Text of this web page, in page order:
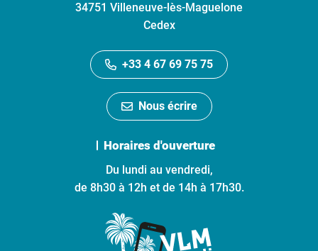
34751 Villeneuve-lès-Maguelone
Cedex
+33 4 67 69 75 75
Nous écrire
Horaires d'ouverture
Du lundi au vendredi,
de 8h30 à 12h et de 14h à 17h30.